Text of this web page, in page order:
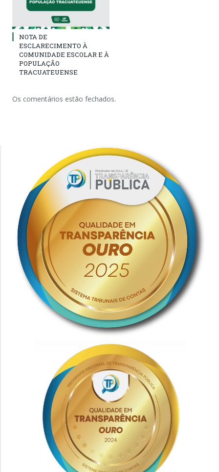
NOTA DE
ESCLARECIMENTO À
COMUNIDADE ESCOLAR E À
POPULAÇÃO
TRACUATEUENSE
Os comentários estão fechados.